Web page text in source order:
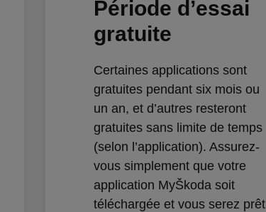
Période d’essai
gratuite
Certaines applications sont
gratuites pendant six mois ou
un an, et d’autres resteront
gratuites sans limite de temps
(selon l’application). Assurez-
vous simplement que votre
application MyŠkoda soit
téléchargée et vous serez prêt